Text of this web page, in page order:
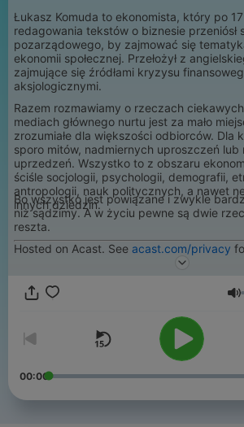
Łukasz Komuda to ekonomista, który po
redagowania tekstów o biznesie przeniósł
pozarządowego, by zajmować się
ekonomii społecznej. Przełożył z
zajmujące się źródłami kryzysu
aksjologicznymi.
Razem rozmawiamy o rzeczach
mediach głównego nurtu jest za mało
zrozumiałe dla większości odbiorców. Dla
sporo mitów, nadmiernych uproszczeń
uprzedzeń. Wszystko to z obszaru
ściśle socjologii, psychologii, demografii,
antropologii, nauk politycznych, a nawet
innych dziedzin.
Bo wszystko jest powiązane i zwykle
niż sądzimy. A w życiu pewne są dwie
reszta.
Hosted on Acast. See acast.com/privacy
00:00